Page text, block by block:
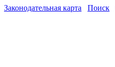
Законодательная карта Поиск